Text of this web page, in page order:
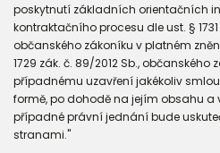
poskytnutí základních orientačních
kontraktačního procesu dle ust. §
občanského zákoníku v platném
1729 zák. č. 89/2012 Sb., občanského
případnému uzavření jakékoliv
formě, po dohodě na jejím obsahu a
případné právní jednání bude
stranami."